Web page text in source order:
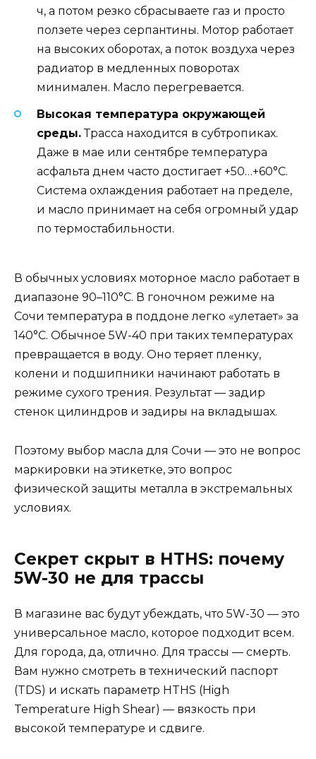
ч, а потом резко сбрасываете газ и просто
ползете через серпантины. Мотор работает
на высоких оборотах, а поток воздуха через
радиатор в медленных поворотах
минимален. Масло перегревается.
Высокая температура окружающей
среды.Трасса находится в субтропиках.
Даже в мае или сентябре температура
асфальта днем часто достигает +50…+60°C.
Система охлаждения работает на пределе,
и масло принимает на себя огромный удар
по термостабильности.
В обычных условиях моторное масло работает в
диапазоне 90–110°C. В гоночном режиме на
Сочи температура в поддоне легко «улетает» за
140°C. Обычное 5W-40 при таких температурах
превращается в воду. Оно теряет пленку,
колени и подшипники начинают работать в
режиме сухого трения. Результат — задир
стенок цилиндров и задиры на вкладышах.
Поэтому выбор масла для Сочи — это не вопрос
маркировки на этикетке, это вопрос
физической защиты металла в экстремальных
условиях.
Секрет скрыт в HTHS: почему
5W-30 не для трассы
В магазине вас будут убеждать, что 5W-30 — это
универсальное масло, которое подходит всем.
Для города, да, отлично. Для трассы — смерть.
Вам нужно смотреть в технический паспорт
(TDS) и искать параметр HTHS (High
Temperature High Shear) — вязкость при
высокой температуре и сдвиге.